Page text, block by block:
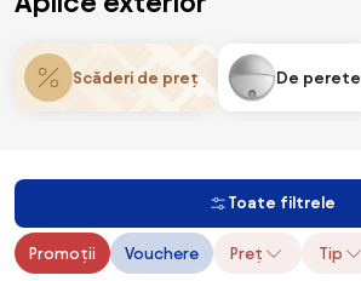
Scăderi de preț De perete
Toate filtrele
Promoții Vouchere Preț Tip